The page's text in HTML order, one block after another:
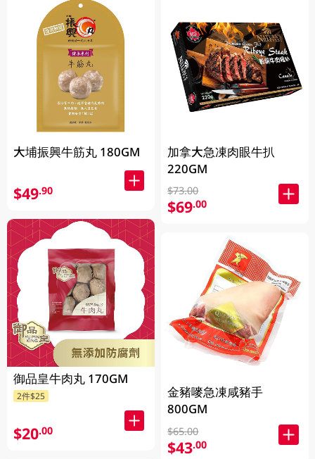
大埔振興牛筋丸 180GM
$49.90
御品皇牛肉丸 170GM
2件$25
$20.00
加拿大急凍肉眼牛扒
220GM
$73.00
$69.00
金豬嘜急凍咸豬手
800GM
$65.00
$43.00